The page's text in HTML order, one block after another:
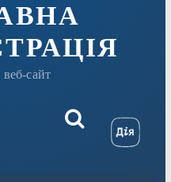
сайт